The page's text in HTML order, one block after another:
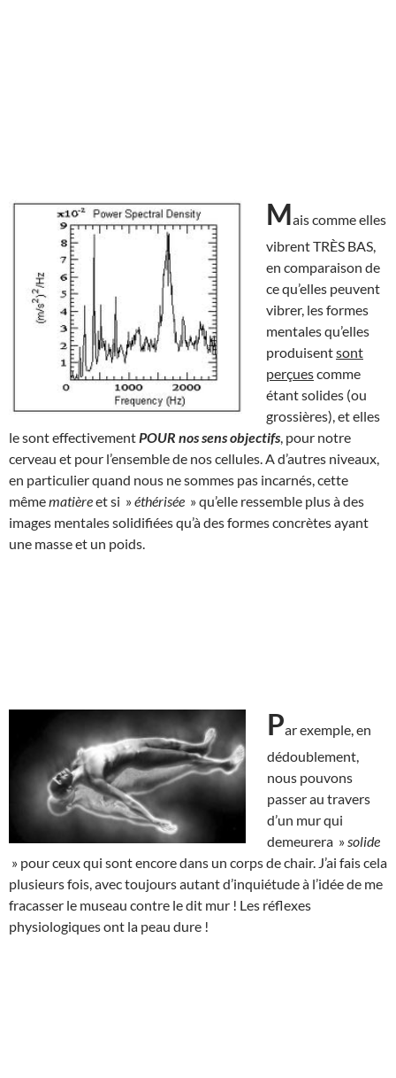
Mais comme elles
vibrent TRÈS BAS,
en comparaison de
ce qu’elles peuvent
vibrer, les formes
mentales qu’elles
produisentsont
perçuescomme
étant solides (ou
grossières), et elles
le sont effectivement POUR nos sens objectifs , pour notre
cerveau et pour l’ensemble de nos cellules. A d’autres niveaux,
en particulier quand nous ne sommes pas incarnés, cette
mêmematièreet si »éthérisée » qu’elle ressemble plus à des
images mentales solidifiées qu’à des formes concrètes ayant
une masse et un poids.
Par exemple, en
dédoublement,
nous pouvons
passer au travers
d’un mur qui
demeurera » solide
» pour ceux qui sont encore dans un corps de chair. J’ai fais cela
plusieurs fois, avec toujours autant d’inquiétude à l’idée de me
fracasser le museau contre le dit mur ! Les réflexes
physiologiques ont la peau dure !